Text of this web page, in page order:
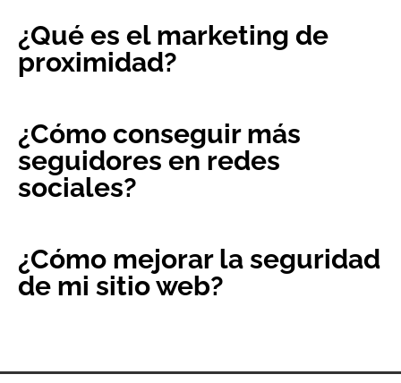
¿Qué es el marketing de
proximidad?
¿Cómo conseguir más
seguidores en redes
sociales?
¿Cómo mejorar la seguridad
de mi sitio web?